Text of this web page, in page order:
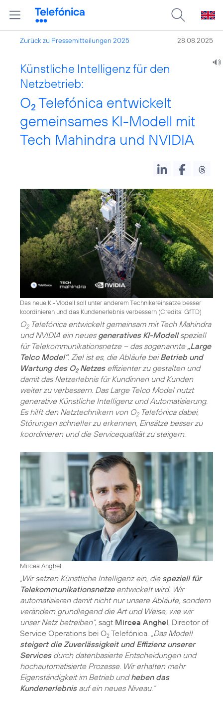
Zurück zu Pressemitteilungen 2025 28.08.2025
Künstliche Intelligenz für den
Netzbetrieb:
O2 Telefónica entwickelt
gemeinsames KI-Modell mit
Tech Mahindra und NVIDIA
Das neue KI-Modell soll unter anderem Technikereinsätze besser
koordinieren und das Kundenerlebnis verbessern (Credits: GfTD)
O2Telefónica entwickelt gemeinsam mit Tech Mahindra
und NVIDIA ein neues generatives KI-Modellspeziell
für Telekommunikationsnetze – das sogenannte „Large
Telco Model“. Ziel ist es, die Abläufe beiBetrieb und
Wartung des O2Netzeseffizienter zu gestalten und
damit das Netzerlebnis für Kundinnen und Kunden
weiter zu verbessern. Das Large Telco Model nutzt
generative Künstliche Intelligenz und Automatisierung.
Es hilft den Netztechnikern von O2Telefónica dabei,
Störungen schneller zu erkennen, Einsätze besser zu
koordinieren und die Servicequalität zu steigern.
Mircea Anghel
„Wir setzen Künstliche Intelligenz ein, die speziell für
Telekommunikationsnetzeentwickelt wird. Wir
automatisieren damit nicht nur unsere Abläufe, sondern
verändern grundlegend die Art und Weise, wie wir
unser Netz betreiben“, sagt Mircea Anghel, Director of
Service Operations bei O2 Telefónica.
„Das Modell
steigert die Zuverlässigkeit und Effizienz unserer
Servicesdurch datenbasierte Entscheidungen und
hochautomatisierte Prozesse. Wir erhalten mehr
Eigenständigkeit im Betrieb undheben das
Kundenerlebnisauf ein neues Niveau.“